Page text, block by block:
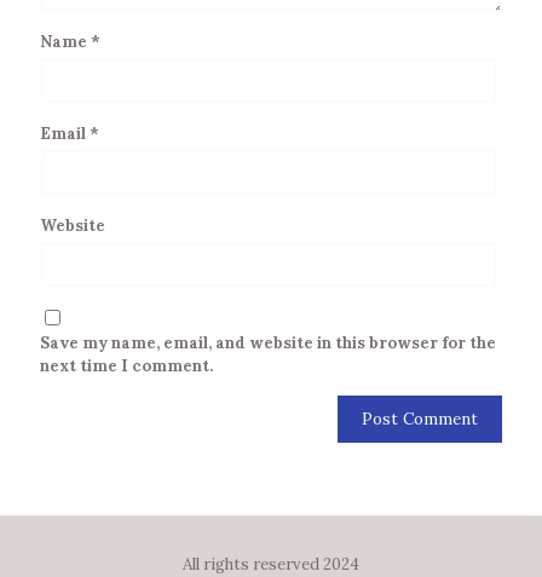
Name *
Email *
Website
Save my name, email, and website in this browser for the
next time I comment.
All rights reserved 2024